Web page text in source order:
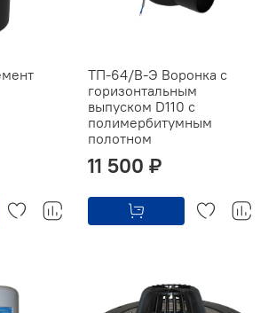
ТП-64/B-Э Воронка с
горизонтальным
выпуском D110 с
полимербитумным
полотном
11 500 ₽